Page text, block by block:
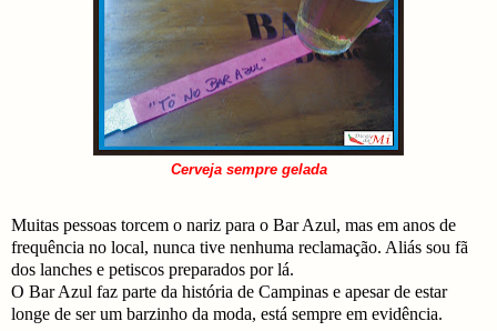
Cerveja sempre gelada
Muitas pessoas torcem o nariz para o Bar Azul, mas em anos de
frequência no local, nunca tive nenhuma reclamação. Aliás sou fã
dos lanches e petiscos preparados por lá.
O Bar Azul faz parte da história de Campinas e apesar de estar
longe de ser um barzinho da moda, está sempre em evidência.